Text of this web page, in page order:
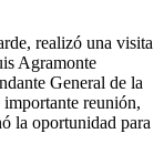
realizó una visita
Agramonte
General de la
reunión,
la oportunidad para